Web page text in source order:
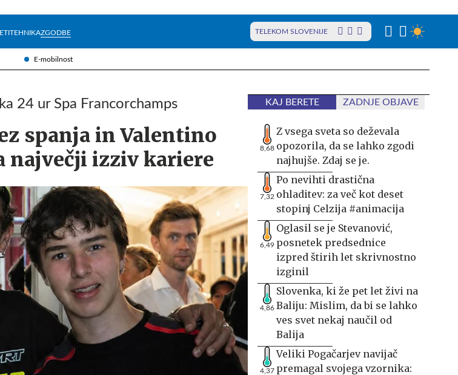
E-mobilnost
TEHNIKAZGODBE TELEKOM SLOVENIJE
24 ur Spa Francorchamps
spanja in Valentino
največji izziv kariere
KAJ BERETE ZADNJE OBJAVE
8,68
Z vsega sveta so deževala
opozorila, da se lahko zgodi
najhujše. Zdaj se je.
7,32
Po nevihti drastična
ohladitev: za več kot deset
stopinj Celzija #animacija
6,49
Oglasil se je Stevanović,
posnetek predsednice
izpred štirih let skrivnostno
izginil
4,86
Slovenka, ki že pet let živi na
Baliju: Mislim, da bi se lahko
ves svet nekaj naučil od
Balija
4,37
Veliki Pogačarjev navijač
premagal svojega vzornika: